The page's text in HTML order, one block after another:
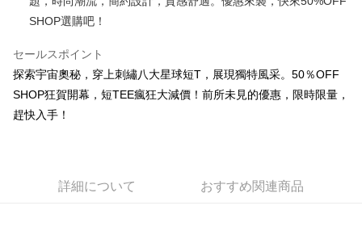
JKOPAY
Plus Pay
OP Pay Later
加の申請なしで即時に利用可能です。
SHOP選購吧！
セールスポイント
探索宇宙奧秘，穿上刺繡八大星球短T，展現獨特風采。50％OFF
SHOP狂賀開幕，短TEE瘋狂大減價！前所未見的優惠，限時限量，
趕快入手！
詳細について おすすめ関連商品